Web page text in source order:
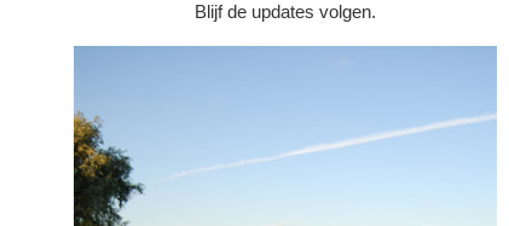
Blijf de updates volgen.